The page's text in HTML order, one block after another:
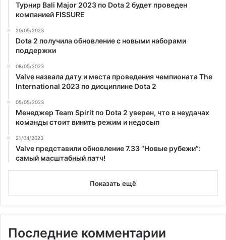
Турнир Bali Major 2023 по Dota 2 будет проведен
компанией FISSURE
20/05/2023
Dota 2 получила обновление с новыми наборами
поддержки
08/05/2023
Valve назвала дату и места проведения чемпионата The
International 2023 по дисциплине Dota 2
05/05/2023
Менеджер Team Spirit по Dota 2 уверен, что в неудачах
команды стоит винить режим и недосып
21/04/2023
Valve представили обновление 7.33 “Новые рубежи”:
самый масштабный патч!
Показать ещё
Последние комментарии